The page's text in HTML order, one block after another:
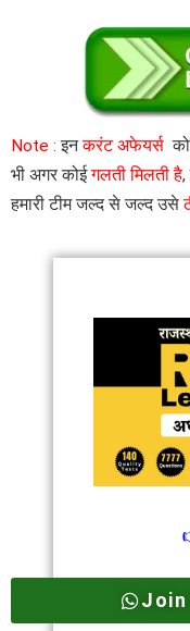
Note : इनकरंट अफेयर्स
भी अगर कोईगलती मिलती है,
हमारी टीम जल्द से जल्द उसे
Join